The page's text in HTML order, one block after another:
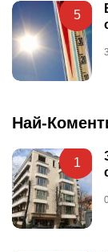
5
Най-
1